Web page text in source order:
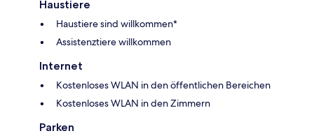
Haustiere
Haustiere sind willkommen*
Assistenztiere willkommen
Internet
Kostenloses WLAN in den öffentlichen Bereichen
Kostenloses WLAN in den Zimmern
Parken